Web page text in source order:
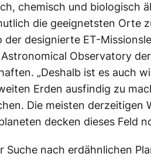
chemisch und biologisch
die geeignetsten Orte
der designierte ET-
Observatory
„Deshalb ist es auch
Erden ausfindig zu
Die meisten derzeitigen
decken dieses Feld
Suche nach erdähnlichen